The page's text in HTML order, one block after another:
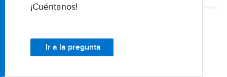
Mundo -La inversión en la
¡Cuéntanos!
Ir a la pregunta